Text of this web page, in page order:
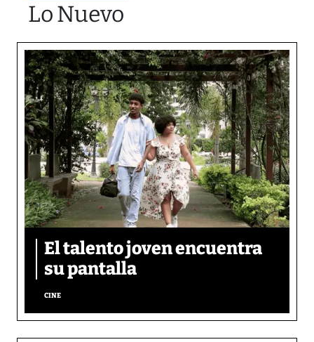
Lo Nuevo
El talento joven encuentra
su pantalla​
CINE